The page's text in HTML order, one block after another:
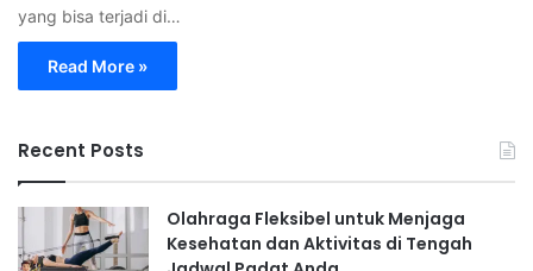
yang bisa terjadi di…
Read More »
Recent Posts
Olahraga Fleksibel untuk Menjaga
Kesehatan dan Aktivitas di Tengah